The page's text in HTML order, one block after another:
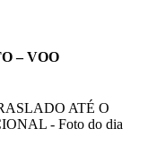
– VOO